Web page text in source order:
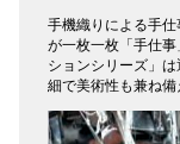
手機織りによる手
が一枚一枚「手仕
ションシリーズ」
細で美術性も兼ね備